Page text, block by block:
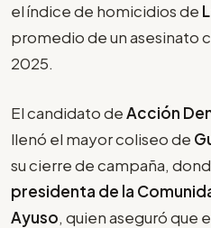
el índice de homicidios de
promedio de un asesinato
2025.
El candidato deAcción
llenó el mayor coliseo de
su cierre de campaña,
presidenta de la
Ayuso, quien aseguró que